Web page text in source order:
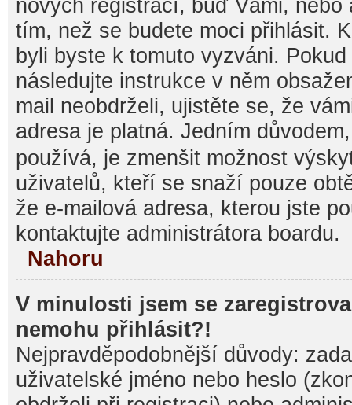
nových registrací, buď Vámi, nebo
tím, než se budete moci přihlásit.
byli byste k tomuto vyzváni.
následujte instrukce v něm
mail neobdrželi, ujistěte se, že
adresa je platná. Jedním
používá, je zmenšit možnost
uživatelů, kteří se snaží pouze
že e-mailová adresa, kterou jste
kontaktujte administrátora boardu.
Nahoru
V minulosti jsem se
nemohu přihlásit?!
Nejpravděpodobnější důvody:
uživatelské jméno nebo heslo